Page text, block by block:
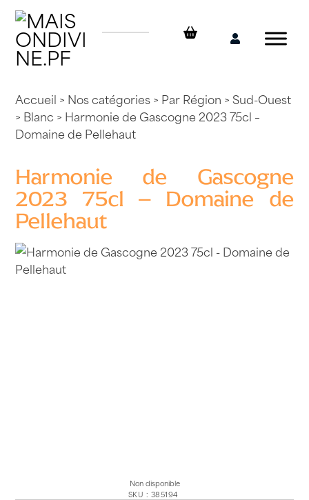
Skip
content
Mon
Accueil > Nos catégories> Par Région >Sud-Ouest
> Blanc > Harmonie de Gascogne 2023 75cl –
Domaine de Pellehaut
Harmonie de Gascogne
2023 75cl – Domaine de
Pellehaut
Non disponible
SKU : 385194